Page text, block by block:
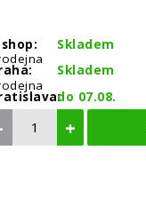
shop:
Skladem
Skladem
do 07.08.
+